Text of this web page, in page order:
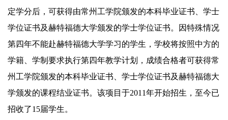
定学分后，可获得由常州工学院颁发的本科毕业证书、学士
学位证书及赫特福德大学颁发的学士学位证书。因特殊情况
第四年不能赴赫特福德大学学习的学生，学校将按照中方的
学籍、学制要求执行第四年教学计划，成绩合格者可获得常
州工学院颁发的本科毕业证书、学士学位证书及赫特福德大
学颁发的课程结业证书。该项目于2011年开始招生，至今已
招收了15届学生。